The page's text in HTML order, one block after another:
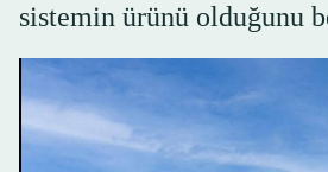
sistemin ürünü olduğunu